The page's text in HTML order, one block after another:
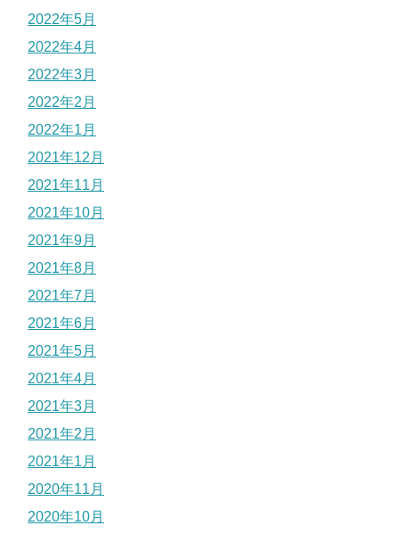
2022年5月
2022年4月
2022年3月
2022年2月
2022年1月
2021年12月
2021年11月
2021年10月
2021年9月
2021年8月
2021年7月
2021年6月
2021年5月
2021年4月
2021年3月
2021年2月
2021年1月
2020年11月
2020年10月